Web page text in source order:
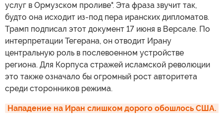
услуг в Ормузском проливе". Эта фраза звучит так,
будто она исходит из-под пера иранских дипломатов.
Трамп подписал этот документ 17 июня в Версале. По
интерпретации Тегерана, он отводит Ирану
центральную роль в послевоенном устройстве
региона. Для Корпуса стражей исламской революции
это также означало бы огромный рост авторитета
среди сторонников режима.
Нападение на Иран слишком дорого обошлось США.